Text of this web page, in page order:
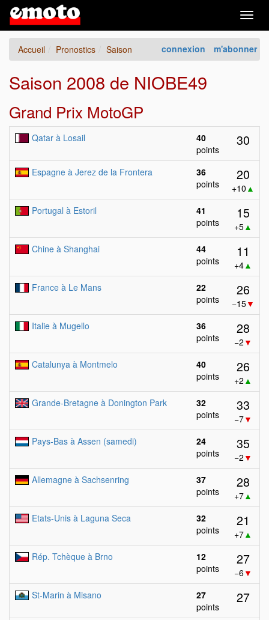
connexion m'abonner
Accueil Pronostics Saison
Saison 2008 de NIOBE49
Grand Prix MotoGP
Qatar à Losail
40
points
30
Espagne à Jerez de la Frontera
36
points
20
+10 ▲
Portugal à Estoril
41
points
15
+5▲
Chine à Shanghai
44
points
11
+4▲
France à Le Mans
22
points
26
−15▼
Italie à Mugello
36
points
28
−2 ▼
Catalunya à Montmelo
40
points
26
+2 ▲
Grande-Bretagne à Donington Park
32
points
33
−7▼
Pays-Bas à Assen (samedi)
24
points
35
−2 ▼
Allemagne à Sachsenring
37
points
28
+7▲
Etats-Unis à Laguna Seca
32
points
21
+7▲
Rép. Tchèque à Brno
12
points
27
−6▼
St-Marin à Misano
27
points
27